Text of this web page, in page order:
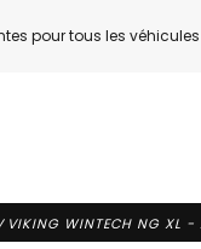
pour tous les véhicules
VIKING WINTECH NG XL